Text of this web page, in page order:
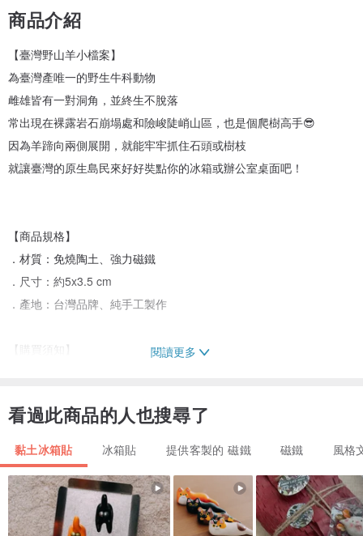
商品介紹
【臺灣野山羊小檔案】
為臺灣產唯一的野生牛科動物
雌雄皆有一對洞角，並終生不脫落
常出現在裸露岩石崩塌處和險峻陡峭山區，也是個爬樹高手😎
因為羊蹄向兩側展開，就能牢牢抓住石頭或樹枝
就讓臺灣的原生島民來好好奘點你的冰箱或辦公室桌面吧！
【商品規格】
．材質：免燒陶土、強力磁鐵
．尺寸：約5x3.5 cm
．產地：台灣品牌、純手工製作
【購買須知】
-作品照因光線、螢幕顯示器不同，可能產生色差
-使用日製防塵的保護漆，可防潑水，如遇沾到水請儘速擦乾保存
若有其他疑問，都可以私訊聯繫詢問
閱讀更多
看過此商品的人也搜尋了
黏土冰箱貼 冰箱貼 提供客製的 磁鐵 磁鐵 風格